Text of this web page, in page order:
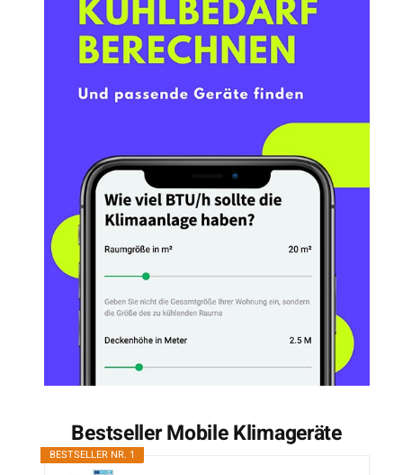
Bestseller Mobile Klimageräte
BESTSELLER NR. 1